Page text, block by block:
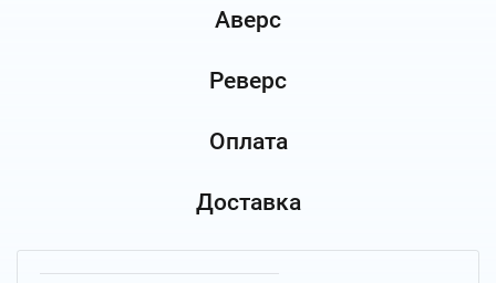
Аверс
Реверс
Оплата
Доставка